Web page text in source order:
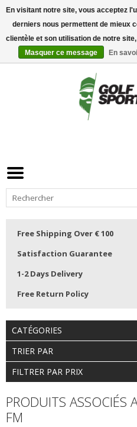
Free Shipping Over € 100
Satisfaction Guarantee
1-2 Days Delivery
Free Return Policy
CATÉGORIES
TRIER PAR
FILTRER PAR PRIX
PRODUITS
FM
En visitant notre site, vous acceptez
derniers nous permettent de mieux
clientèle et son utilisation de notre
Masquer ce message
En